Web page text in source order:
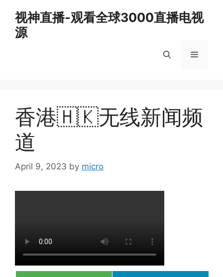
content
视神直播-观看全球3000直播电视
源
Menu
香港🇭🇰无线新闻频
道
April 9, 2023 by micro